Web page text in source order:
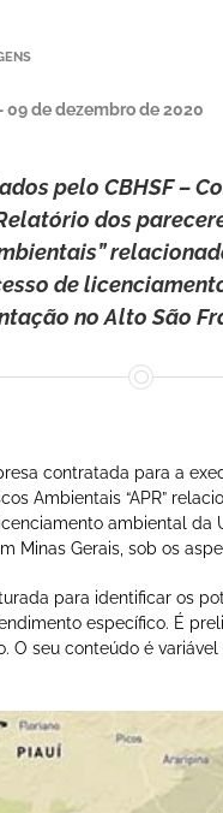
09 de dezembro de 2020
pelo CBHSF –
dos
de
no Alto São
contratada para a
Ambientais “APR”
ambiental da
Minas Gerais, sob os
para identificar os
específico. É
O seu conteúdo é